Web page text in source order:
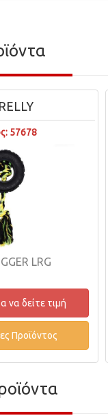
57678
LRG
να δείτε τιμή
Προϊόντος